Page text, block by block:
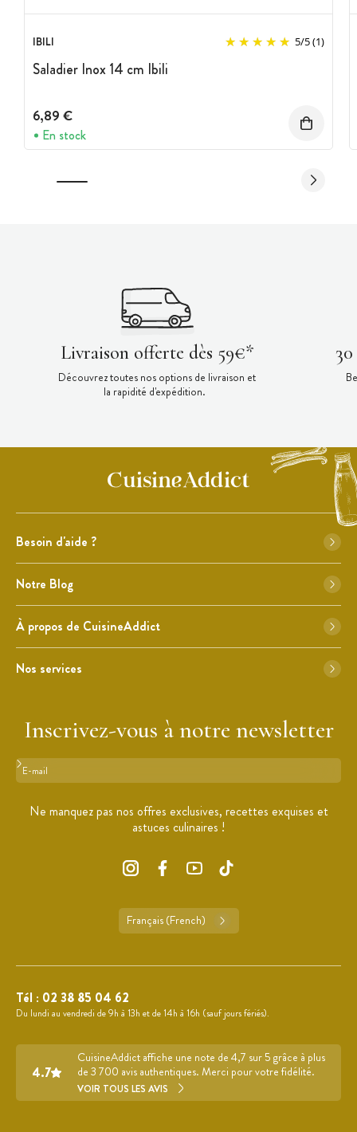
IBILI 5/5(1)
Saladier Inox 14 cm Ibili
6,89 €
En stock
Livraison offerte dès 59€*
Découvrez toutes nos options de livraison et
la rapidité d'expédition.
Besoin d'aide ?
Notre Blog
À propos de CuisineAddict
Nos services
Inscrivez-vous à notre newsletter
Format : adresse@email.com
Ne manquez pas nos offres exclusives, recettes exquises et
astuces culinaires !
Français (French)
Tél : 02 38 85 04 62
Du lundi au vendredi de 9h à 13h et de 14h à 16h (sauf jours fériés).
4.7
CuisineAddict affiche une note de 4,7 sur 5 grâce à plus
de 3 700 avis authentiques. Merci pour votre fidélité.
VOIR TOUS LES AVIS